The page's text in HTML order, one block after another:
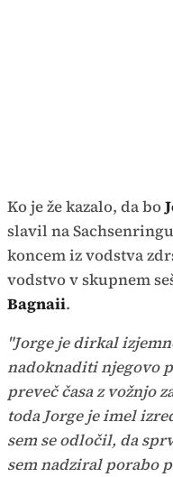
Ko je že kazalo, da bo
slavil na
koncem iz vodstva
vodstvo v skupnem
Bagnaii.
"Jorge je dirkal
nadoknaditi njegovo
preveč časa z vožnjo
toda Jorge je imel
sem se odločil, da
sem nadziral porabo